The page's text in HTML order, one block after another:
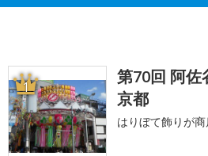
1
第70回 阿
京都
はりぼて飾りが